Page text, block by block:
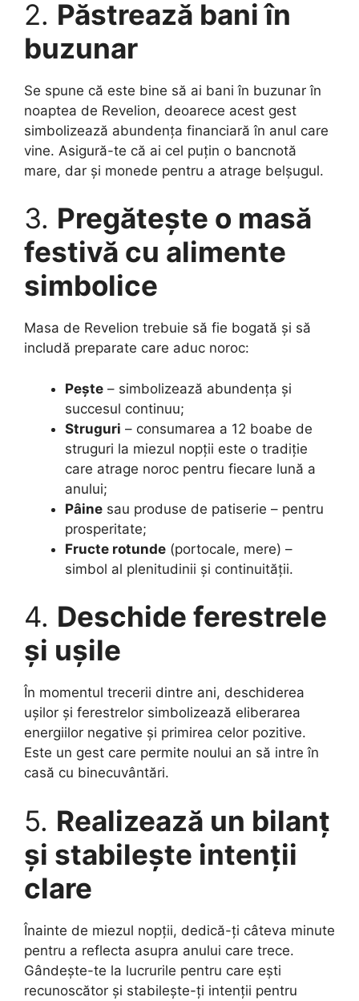
2. Păstrează bani în
buzunar
Se spune că este bine să ai bani în buzunar în
noaptea de Revelion, deoarece acest gest
simbolizează abundența financiară în anul care
vine. Asigură-te că ai cel puțin o bancnotă
mare, dar și monede pentru a atrage belșugul.
3. Pregătește o masă
festivă cu alimente
simbolice
Masa de Revelion trebuie să fie bogată și să
includă preparate care aduc noroc:
Pește – simbolizează abundența și
succesul continuu;
Struguri – consumarea a 12 boabe de
struguri la miezul nopții este o tradiție
care atrage noroc pentru fiecare lună a
anului;
Pâine sau produse de patiserie – pentru
prosperitate;
Fructe rotunde (portocale, mere) –
simbol al plenitudinii și continuității.
4. Deschide ferestrele
și ușile
În momentul trecerii dintre ani, deschiderea
ușilor și ferestrelor simbolizează eliberarea
energiilor negative și primirea celor pozitive.
Este un gest care permite noului an să intre în
casă cu binecuvântări.
5. Realizează un bilanț
și stabilește intenții
clare
Înainte de miezul nopții, dedică-ți câteva minute
pentru a reflecta asupra anului care trece.
Gândește-te la lucrurile pentru care ești
recunoscător și stabilește-ți intenții pentru